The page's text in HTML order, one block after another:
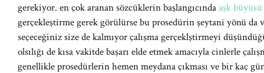
gerekiyor. en çok aranan sözcüklerin başlangıcındaaşk büyüsü
gerçekleştirme gerek görülürse bu prosedürin şeytani yönü da
seçeceğiniz size de kalmıyor çalışma gerçeklştirmeyi
olsılığı de kısa vakitde başarı elde etmek amacıyla cinlerle
genellikle prosedürlerin hemen meydana çıkması ve bir kaç